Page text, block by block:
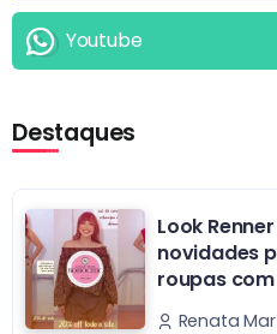
Youtube
Destaques
Look
novidades
roupas
Renata